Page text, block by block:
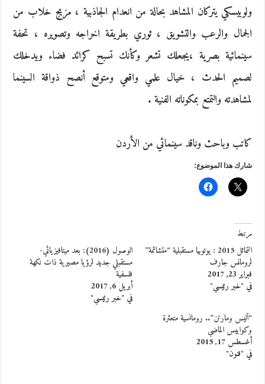
ولوبيسكي يتركان المشاهد بحالة من انعدام الجاذبية ، مزيج خلاب من
الجمال والرعب والتشويق ، ثوري بطريقة اخراجه وتصويره ، تحفة
سينمائية بصرية ،يجعلك تشعر وكأنك تسبح كرائد فضاء ويدخلك
لصميم الحدث ، خيال علمي واقعي ومتوقع أنصح ذواقة السينما
لمشاهدته والتمتع بمكوناته الفنية .
كاتب وباحث وناقد سينمائي من الأردن
شارك هذا الموضوع:
مرتبط
التماثل 2015 : يوتوبيا مستقبلية “متشائمة”
لرومانس جارف
فبراير 23, 2017
في "خبر رئيسي"
الوصول (2016): بعد ميتافيزيائي-
مستقبلي جديد لرؤيا مصيرية ذات نكهة
فلسفية
أبريل 6, 2017
في "خبر رئيسي"
“أليس ومارتن”.. رومانسية متعثرة
وكوابيس الماضي
أغسطس 17, 2015
في "فنون"